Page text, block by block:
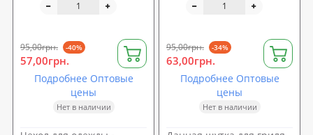
Stenson (R86486)
95,00грн. -40%
57,00грн.
Подробнее Оптовые
цены
Нет в наличии
95,00грн. -34%
63,00грн.
Подробнее Оптовые
цены
Нет в наличии